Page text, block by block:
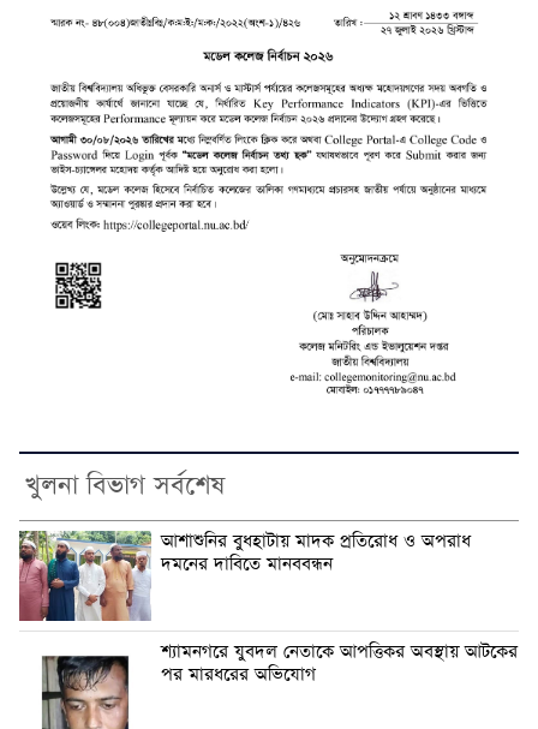
খুলনা বিভাগ সর্বশেষ
আশাশুনির বুধহাটায় মাদক প্রতিরোধ ও অপরাধ
দমনের দাবিতে মানববন্ধন
শ্যামনগরে যুবদল নেতাকে আপত্তিকর অবস্থায় আটকের
পর মারধরের অভিযোগ